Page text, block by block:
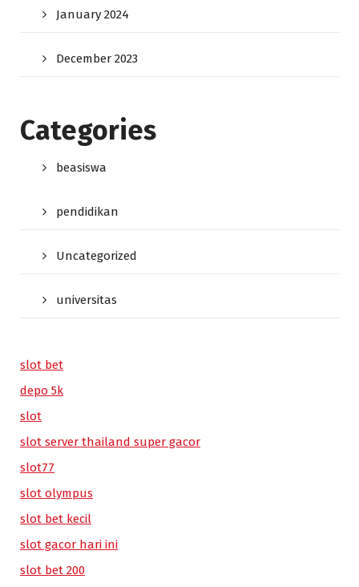
January 2024
December 2023
Categories
beasiswa
pendidikan
Uncategorized
universitas
slot bet
depo 5k
slot
slot server thailand super gacor
slot77
slot olympus
slot bet kecil
slot gacor hari ini
slot bet 200